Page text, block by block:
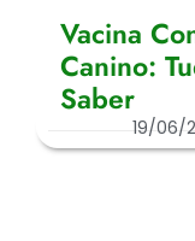
Vacina
Canino:
Saber
19/06/